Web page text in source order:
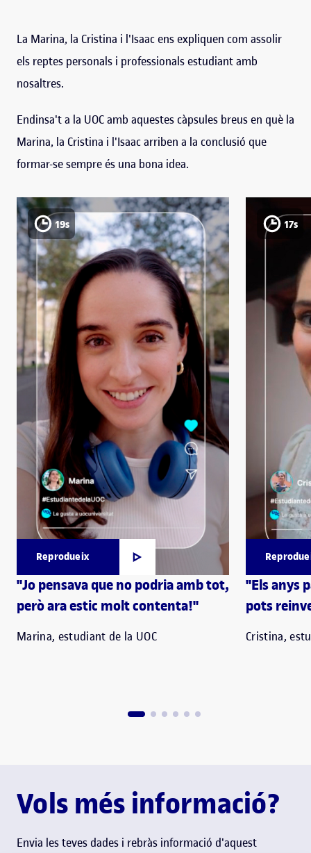
La Marina, la Cristina i l'Isaac ens expliquen com assolir
els reptes personals i professionals estudiant amb
nosaltres.
Endinsa't a la UOC amb aquestes càpsules breus en què la
Marina, la Cristina i l'Isaac arriben a la conclusió que
formar-se sempre és una bona idea.
Reprodueix
19s
"Jo pensava que no podria amb tot,
però ara estic molt contenta!"
Marina, estudiant de la UOC
17s
"Els anys
pots
Cristina,
Vols més informació?
Envia les teves dades i rebràs informació d'aquest